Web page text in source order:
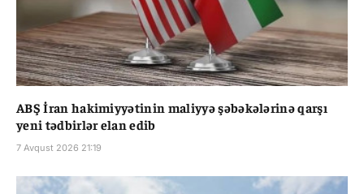
ABŞ İran hakimiyyətinin maliyyə şəbəkələrinə qarşı
yeni tədbirlər elan edib
7 Avqust 2026 21:19